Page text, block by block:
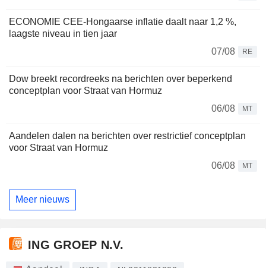
ECONOMIE CEE-Hongaarse inflatie daalt naar 1,2 %,
laagste niveau in tien jaar
07/08
RE
Dow breekt recordreeks na berichten over beperkend
conceptplan voor Straat van Hormuz
06/08
MT
Aandelen dalen na berichten over restrictief conceptplan
voor Straat van Hormuz
06/08
MT
Meer nieuws
ING GROEP N.V.